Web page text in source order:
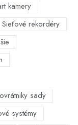
kamery
Sieťové rekordéry
sady
systémy